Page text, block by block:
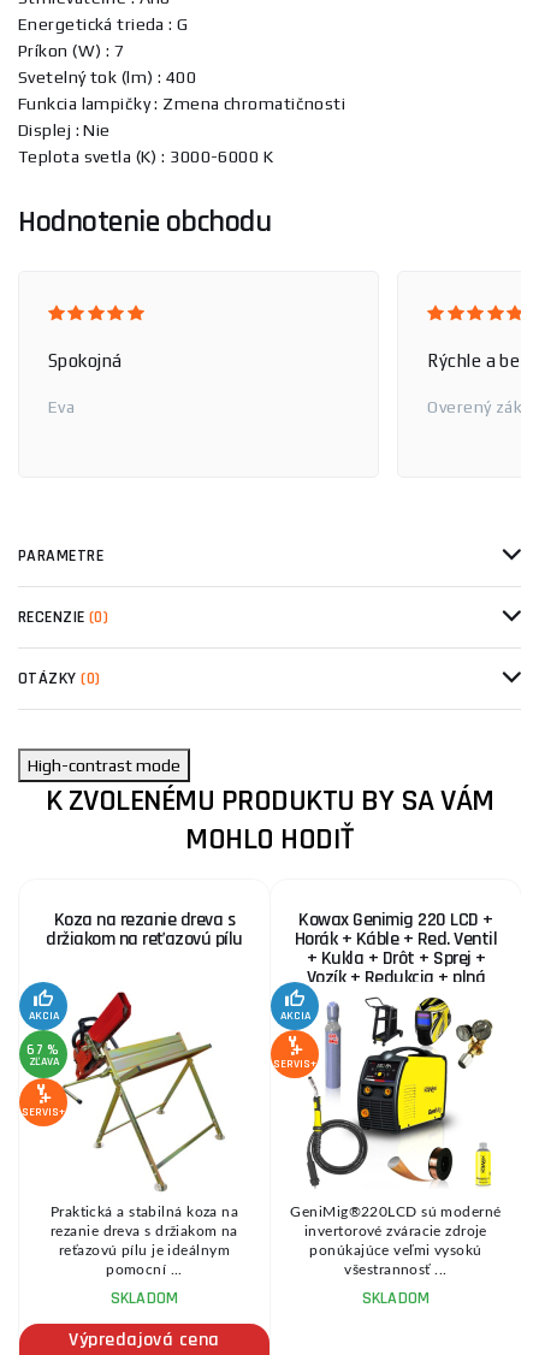
Energetická trieda : G
Príkon (W) : 7
Svetelný tok (lm) : 400
Funkcia lampičky : Zmena chromatičnosti
Displej : Nie
Teplota svetla (K) : 3000-6000 K
Hodnotenie obchodu
Spokojná
Eva
Rýchle a
Overený
PARAMETRE
RECENZIE (0)
OTÁZKY(0)
High-contrast mode
K ZVOLENÉMU PRODUKTU BY SA VÁM
MOHLO HODIŤ
Koza na rezanie dreva s
držiakom na reťazovú pílu
AKCIA
67 %
ZĽAVA
SERVIS+
Praktická a stabilná koza na
rezanie dreva s držiakom na
reťazovú pílu je ideálnym
pomocní ...
SKLADOM
Výpredajová cena
Kowax Genimig 220 LCD +
Horák + Káble + Red. Ventil
+ Kukla + Drôt + Sprej +
Vozík + Redukcia + plná
Fľaša Co2
AKCIA
SERVIS+
GeniMig®220LCD sú moderné
invertorové zváracie zdroje
ponúkajúce veľmi vysokú
všestrannosť ...
SKLADOM